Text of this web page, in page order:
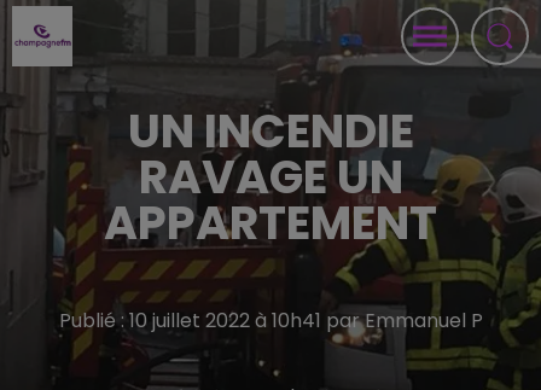
UN INCENDIE
RAVAGE UN
APPARTEMENT
Publié : 10 juillet 2022 à 10h41 par Emmanuel P